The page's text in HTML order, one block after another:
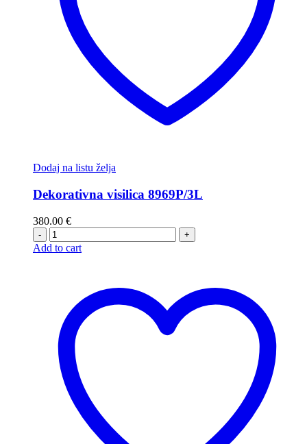
Dodaj na listu želja
Dekorativna visilica 8969P/3L
380.00 €
- +
Add to cart